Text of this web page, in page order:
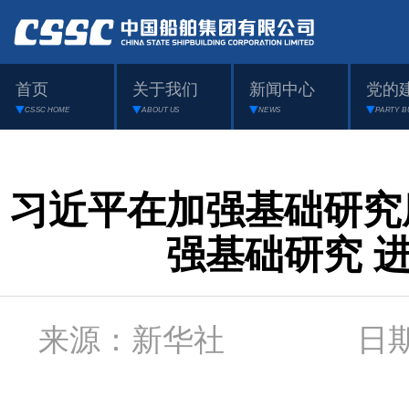
首页
CSSC HOME
关于我们
ABOUT US
新闻中心
NEWS
党的
PARTY
习近平在加强基础研
强基础研究
来源：新华社 日